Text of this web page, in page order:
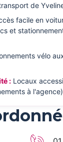
de
facile en
et
vélo
:Locaux
à